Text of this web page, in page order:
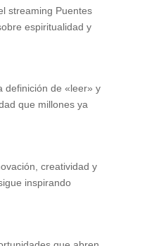
streaming Puentes
espiritualidad y
definición de «leer» y
que millones ya
creatividad y
inspirando